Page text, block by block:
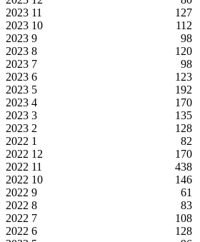
2023 11 127
2023 10 112
2023 9 98
2023 8 120
2023 7 98
2023 6 123
2023 5 192
2023 4 170
2023 3 135
2023 2 128
2022 1 82
2022 12 170
2022 11 438
2022 10 146
2022 9 61
2022 8 83
2022 7 108
2022 6 128